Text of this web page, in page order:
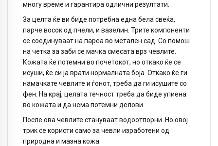
многу време и гарантира одлични резултати.
За целта ќе ви биде потребна една бела свеќа,
парче восок од пчели, и вазелин. Трите компоненти
се соединуваат на пареа во метален сад. Со помош
на четка за заби се мачка смесата врз чевлите.
Кожата ќе потемни во почетокот, но откако ќе се
исуши, ќе си ја врати нормалната боја. Откако ќе ги
намачкате чевлите и ѓонот, треба да ги исушите со
фен. На крај, целата течност треба да биде упиена
во кожата и да нема потемни делови.
После ова чевлите стануваат водоотпорни. Но овој
трик се користи само за чевли изработени од
природна и мазна кожа.